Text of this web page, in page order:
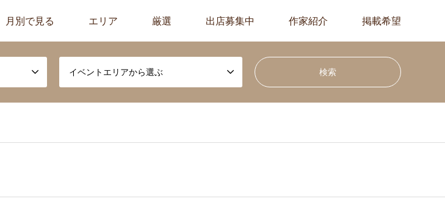
月別で見る エリア 厳選 出店募集中 作家紹介 掲載希望
イベントエリアから選ぶ